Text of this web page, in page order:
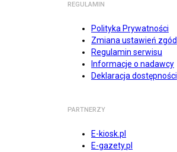
REGULAMIN
Polityka Prywatności
Zmiana ustawień zgód
Regulamin serwisu
Informacje o nadawcy
Deklaracja dostępności
PARTNERZY
E-kiosk.pl
E-gazety.pl